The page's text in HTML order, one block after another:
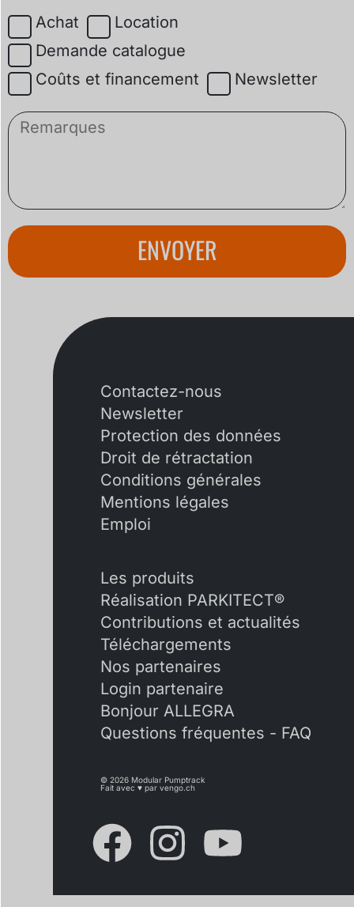
Achat
Location
Demande catalogue
Coûts et financement
Newsletter
ENVOYER
Contactez-nous
Newsletter
Protection des données
Droit de rétractation
Conditions générales
Mentions légales
Emploi
Les produits
Réalisation PARKITECT®
Contributions et actualités
Téléchargements
Nos partenaires
Login partenaire
Bonjour ALLEGRA
Questions fréquentes - FAQ
© 2026 Modular Pumptrack
Fait avec ♥ parvengo.ch